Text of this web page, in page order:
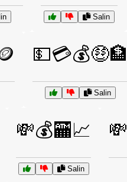
Salin
💵💳💰🤑🏦
Salin
💸💰🏧📈
Salin